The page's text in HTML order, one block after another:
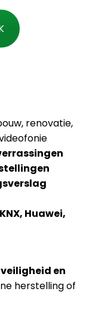
renovatie,
Huawei,
en
herstelling of